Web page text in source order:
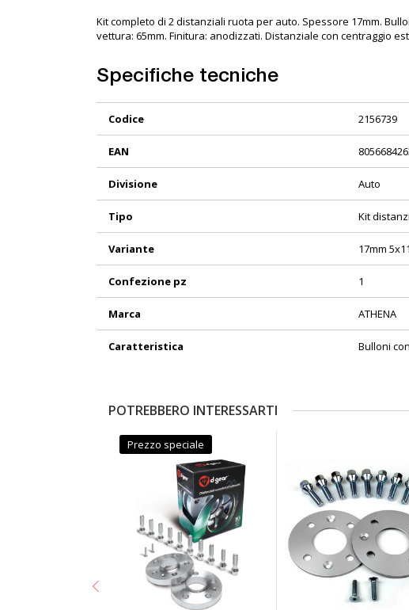
Kit completo di 2 distanziali ruota per auto. Spessore 17mm.
vettura: 65mm. Finitura: anodizzati. Distanziale con centraggio
Specifiche tecniche
Informazioni
Codice 2156739
EAN
Divisione Auto
Tipo Kit
Variante 17mm
Confezione pz 1
Marca ATHENA
Caratteristica Bulloni
POTREBBERO INTERESSARTI
Prezzo speciale